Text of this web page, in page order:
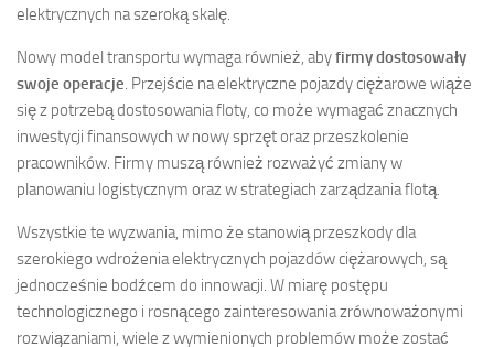
elektrycznych na szeroką skalę.
Nowy model transportu wymaga również, abyfirmy dostosowały
swoje operacje. Przejście na elektryczne pojazdy ciężarowe wiąże
się z potrzebą dostosowania floty, co może wymagać znacznych
inwestycji finansowych w nowy sprzęt oraz przeszkolenie
pracowników. Firmy muszą również rozważyć zmiany w
planowaniu logistycznym oraz w strategiach zarządzania flotą.
Wszystkie te wyzwania, mimo że stanowią przeszkody dla
szerokiego wdrożenia elektrycznych pojazdów ciężarowych, są
jednocześnie bodźcem do innowacji. W miarę postępu
technologicznego i rosnącego zainteresowania zrównoważonymi
rozwiązaniami, wiele z wymienionych problemów może zostać